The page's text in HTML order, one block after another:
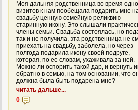
Моя дальняя родственница во время
визитов к нам пообещала подарить мне
свадьбу ценную семейную реликвию –
старинную икону. Это слышали
члены семьи. Свадьба состоялась, но
так и не получила, эта родственница не
приехать на свадьбу, заболела, но через
полгода подарила икону своей подруге,
которая, по ее словам, ухаживала за ней.
Можно ли оспорить такой дар, и вернуть
обратно в семью, на том основании, что
должна была быть подарена мне?
читать дальше...
0